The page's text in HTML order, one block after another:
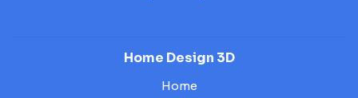
Home Design 3D
Home